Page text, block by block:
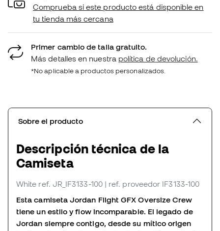
Comprueba si este producto está disponible en
tu tienda más cercana
Primer cambio de talla gratuito.
Más detalles en nuestra política de devolución.
*No aplicable a productos personalizados.
Sobre el producto
Descripción técnica de la
Camiseta
White ref. JR_IF3133-100 | ref. proveedor IF3133-100
Esta camiseta Jordan Flight GFX Oversize Crew
tiene un estilo y flow incomparable. El legado de
Jordan siempre contigo, desde su mítico origen